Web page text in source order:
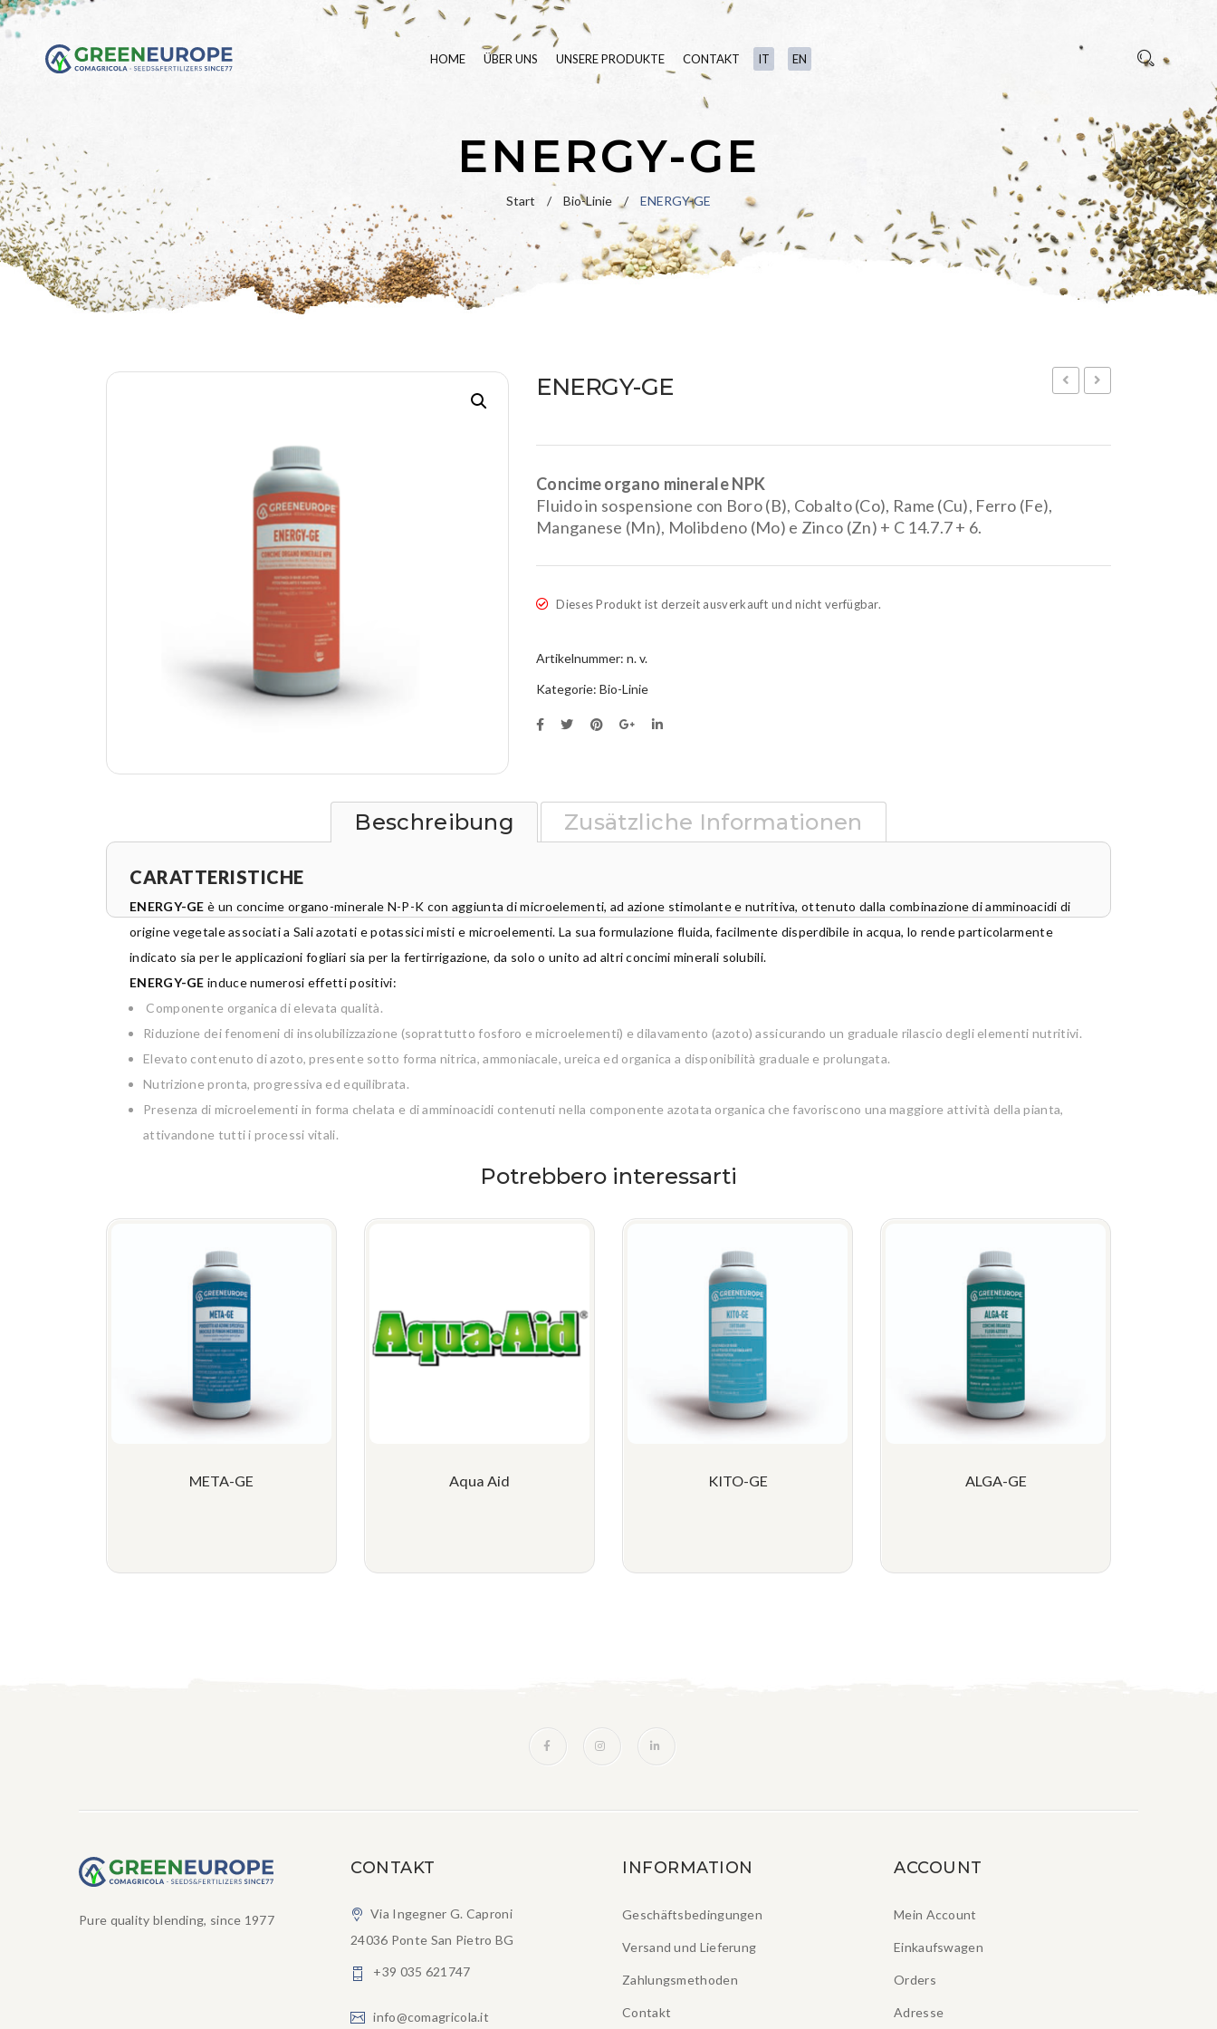
HOME ÜBER UNS UNSERE PRODUKTE
RASENDÜNGER
BLUMENWIESE
LANDSCHAFT
ORNAMENTALIEN
HYDROSEMINE
CONTAKT IT EN
ENERGY-GE
Start / Bio-Linie / ENERGY-GE
ENERGY-GE
Concime organo minerale NPK
Fluido in sospensione con Boro (B), Cobalto (Co), Rame (Cu), Ferro (Fe),
Manganese (Mn), Molibdeno (Mo) e Zinco (Zn) + C 14.7.7 + 6.
Dieses Produkt ist derzeit ausverkauft und nicht verfügbar.
Artikelnummer: n. v.
Kategorie: Bio-Linie
Beschreibung Zusätzliche Informationen
CARATTERISTICHE
ENERGY-GE è un concime organo-minerale N-P-K con aggiunta di microelementi, ad azione stimolante e nutritiva, ottenuto dalla combinazione di amminoacidi di
origine vegetale associati a Sali azotati e potassici misti e microelementi. La sua formulazione fluida, facilmente disperdibile in acqua, lo rende particolarmente
indicato sia per le applicazioni fogliari sia per la fertirrigazione, da solo o unito ad altri concimi minerali solubili.
ENERGY-GE induce numerosi effetti positivi:
Componente organica di elevata qualità.
Riduzione dei fenomeni di insolubilizzazione (soprattutto fosforo e microelementi) e dilavamento (azoto) assicurando un graduale rilascio degli elementi nutritivi.
Elevato contenuto di azoto, presente sotto forma nitrica, ammoniacale, ureica ed organica a disponibilità graduale e prolungata.
Nutrizione pronta, progressiva ed equilibrata.
Presenza di microelementi in forma chelata e di amminoacidi contenuti nella componente azotata organica che favoriscono una maggiore attività della pianta,
attivandone tutti i processi vitali.
Potrebbero interessarti
META-GE Aqua Aid KITO-GE ALGA-GE
Pure quality blending, since 1977
CONTAKT
Via Ingegner G. Caproni
24036 Ponte San Pietro BG
+39 035 621747
info@comagricola.it
INFORMATION
Geschäftsbedingungen
Versand und Lieferung
Zahlungsmethoden
Contakt
ACCOUNT
Mein Account
Einkaufswagen
Orders
Adresse